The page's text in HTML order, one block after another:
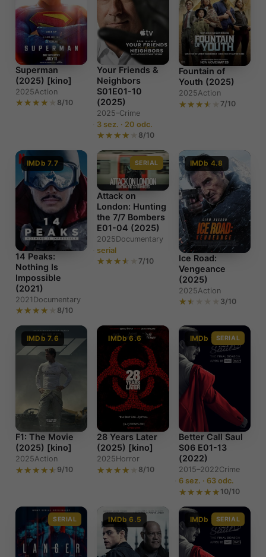
Superman
(2025) [kino]
2025Action
8/10
Your Friends &
Neighbors
S01E01-10
(2025)
2025–Crime
3 sez. · 20 odc.
8/10
Fountain of
Youth (2025)
2025Action
7/10
IMDb 7.7
14 Peaks:
Nothing Is
Impossible
(2021)
2021 Documentary
8/10
SERIAL
Attack on
London: Hunting
the 7/7 Bombers
E01-04 (2025)
2025Documentary
serial
7/10
IMDb 4.8
Ice Road:
Vengeance
(2025)
2025Action
3/10
IMDb 7.6
F1: The Movie
(2025) [kino]
2025Action
9/10
IMDb 6.6
28 Years Later
(2025) [kino]
2025Horror
8/10
IMDb 9.0SERIAL
Better Call Saul
S06 E01-13
(2022)
2015–2022Crime
6 sez. · 63 odc.
10/10
SERIAL IMDb 6.5 IMDb 9.0SERIAL